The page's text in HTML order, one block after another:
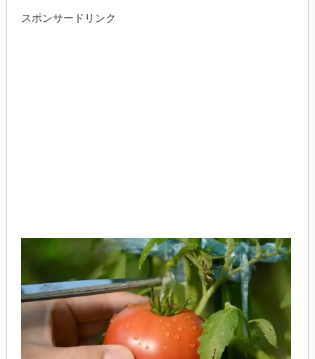
スポンサードリンク